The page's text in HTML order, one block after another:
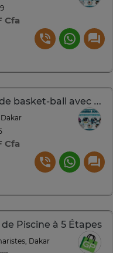
Cfa
Panier de basket-ball avec tableau d'affichage électronique
Cfa
de Piscine à 5 Étapes
Dakar